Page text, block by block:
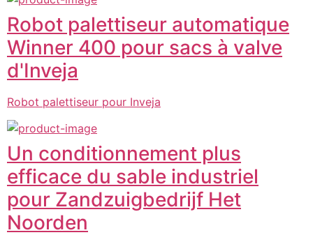
Robot palettiseur automatique
Winner 400 pour sacs à valve
d'Inveja
Robot palettiseur pour Inveja
Un conditionnement plus
efficace du sable industriel
pour Zandzuigbedrijf Het
Noorden